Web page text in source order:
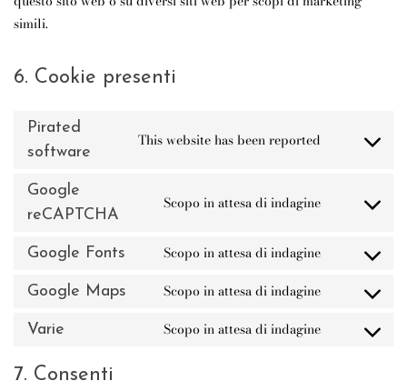
simili.
6. Cookie presenti
Pirated
software
This website has been reported
CONSENT
SOFTWARE
Google
reCAPTCHA
Scopo in attesa di indagine
CONSENT
GOOGLE-
Google Fonts Scopo in attesa di indagine
CONSENT
SERVICE
FONTS
Google Maps Scopo in attesa di indagine
CONSENT
SERVICE
Varie Scopo in attesa di indagine
CONSENT
7. Consenti